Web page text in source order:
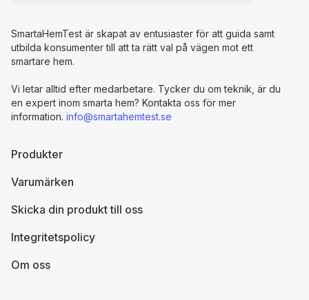
Produkter
Varumärken
Skicka din produkt till oss
Integritetspolicy
Om oss
SmartaHemTest är skapat av entusiaster för att guida samt
utbilda konsumenter till att ta rätt val på vägen mot ett
smartare hem.
Vi letar alltid efter medarbetare. Tycker du om teknik, är du
en expert inom smarta hem? Kontakta oss för mer
information. info@smartahemtest.se